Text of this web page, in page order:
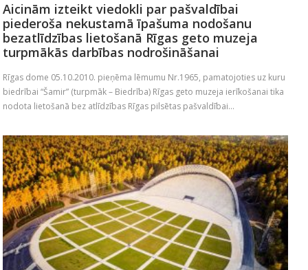
Aicinām izteikt viedokli par pašvaldībai
piederoša nekustamā īpašuma nodošanu
bezatlīdzības lietošanā Rīgas geto muzeja
turpmākās darbības nodrošināšanai
Rīgas dome 05.10.2010. pieņēma lēmumu Nr.1965, pamatojoties uz kuru
biedrībai “Šamir” (turpmāk – Biedrība) Rīgas geto muzeja ierīkošanai tika
nodota lietošanā bez atlīdzības Rīgas pilsētas pašvaldībai...